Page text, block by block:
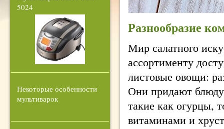
Разнообразие
Мир салатного
ассортименту
листовые овощи:
Они придают
такие как огурцы,
витаминами и
5024
Некоторые особенности
мультиварок